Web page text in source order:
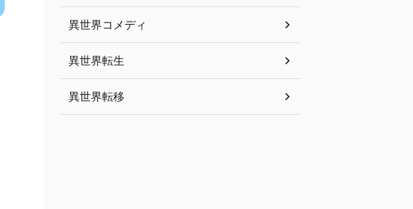
異世界コメディ
異世界転生
異世界転移